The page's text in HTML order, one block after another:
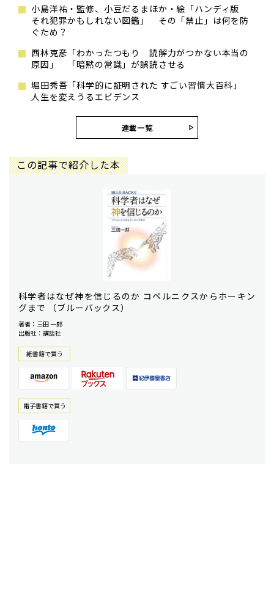
小島洋祐・監修、小豆だるまほか・絵「ハンディ版
それ犯罪かもしれない図鑑」 その「禁止」は何を防
ぐため？
西林克彦「わかったつもり 読解力がつかない本当の
原因」 「暗黙の常識」が誤読させる
堀田秀吾「科学的に証明された すごい習慣大百科」
人生を変えうるエビデンス
連載一覧
この記事で紹介した本
科学者はなぜ神を信じるのか コペルニクスからホーキン
グまで （ブルーバックス）
著者：三田 一郎
出版社：講談社
紙書籍で買う
電⼦書籍で買う